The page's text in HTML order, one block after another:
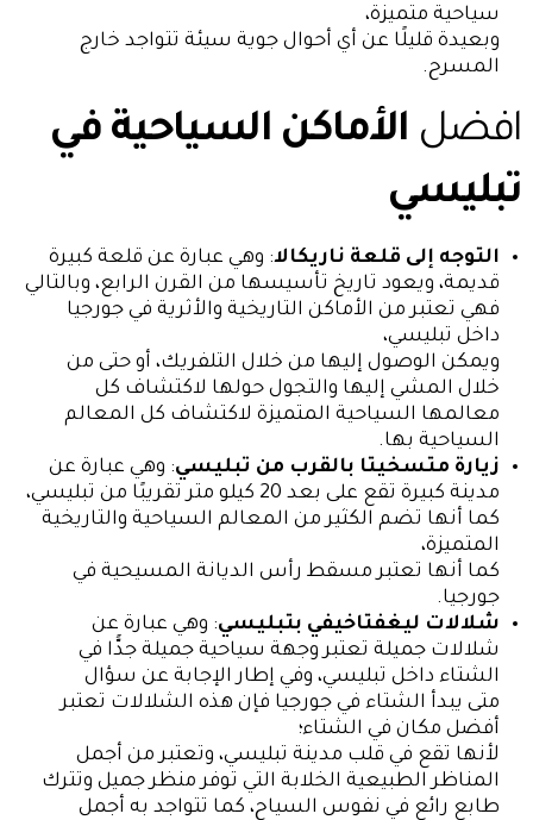
سياحية متميزة،
وبعيدة قليلًا عن أي أحوال جوية سيئة تتواجد خارج
المسرح.
افضل الأماكن السياحية في
تبليسي
التوجه إلى قلعة ناريكالا: وهي عبارة عن قلعة كبيرة
قديمة، ويعود تاريخ تأسيسها من القرن الرابع، وبالتالي
فهي تعتبر من الأماكن التاريخية والأثرية في جورجيا
داخل تبليسي،
ويمكن الوصول إليها من خلال التلفريك، أو حتى من
خلال المشي إليها والتجول حولها لاكتشاف كل
معالمها السياحية المتميزة لاكتشاف كل المعالم
السياحية بها.
زيارة متسخيتا بالقرب من تبليسي: وهي عبارة عن
مدينة كبيرة تقع على بعد 20 كيلو متر تقريبًا من تبليسي،
كما أنها تضم الكثير من المعالم السياحية والتاريخية
المتميزة،
كما أنها تعتبر مسقط رأس الديانة المسيحية في
جورجيا.
شلالات ليغفتاخيفي بتبليسي: وهي عبارة عن
شلالات جميلة تعتبر وجهة سياحية جميلة جدًّا في
الشتاء داخل تبليسي، وفي إطار الإجابة عن سؤال
متى يبدأ الشتاء في جورجيا فإن هذه الشلالات تعتبر
أفضل مكان في الشتاء؛
لأنها تقع في قلب مدينة تبليسي، وتعتبر من أجمل
المناظر الطبيعية الخلابة التي توفر منظر جميل وتترك
طابع رائع في نفوس السياح، كما تتواجد به أجمل